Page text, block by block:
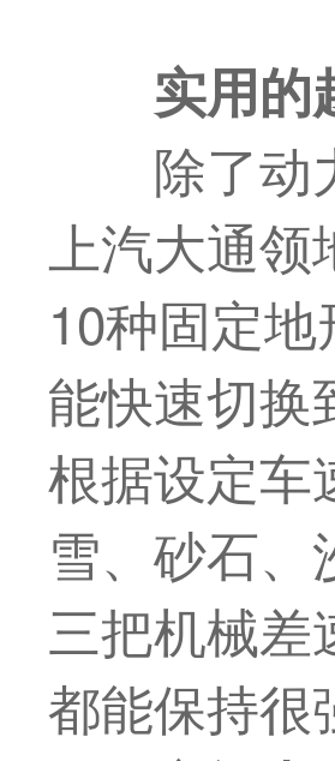
实用的
除了动
上汽大通
10种固定
能快速切换
根据设定车
雪、砂石
三把机械
都能保持很